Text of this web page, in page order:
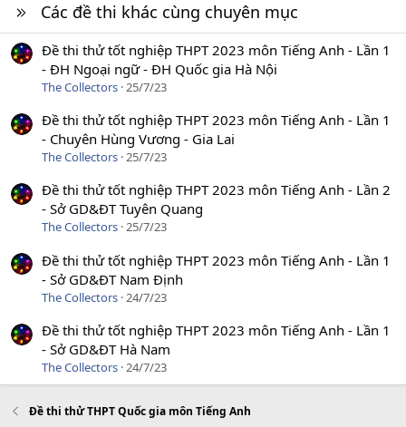
Các đề thi khác cùng chuyên mục
Đề thi thử tốt nghiệp THPT 2023 môn Tiếng Anh - Lần 1
- ĐH Ngoại ngữ - ĐH Quốc gia Hà Nội
The Collectors 25/7/23
Đề thi thử tốt nghiệp THPT 2023 môn Tiếng Anh - Lần 1
- Chuyên Hùng Vương - Gia Lai
The Collectors 25/7/23
Đề thi thử tốt nghiệp THPT 2023 môn Tiếng Anh - Lần 2
- Sở GD&ĐT Tuyên Quang
The Collectors 25/7/23
Đề thi thử tốt nghiệp THPT 2023 môn Tiếng Anh - Lần 1
- Sở GD&ĐT Nam Định
The Collectors 24/7/23
Đề thi thử tốt nghiệp THPT 2023 môn Tiếng Anh - Lần 1
- Sở GD&ĐT Hà Nam
The Collectors 24/7/23
Đề thi thử THPT Quốc gia môn Tiếng Anh